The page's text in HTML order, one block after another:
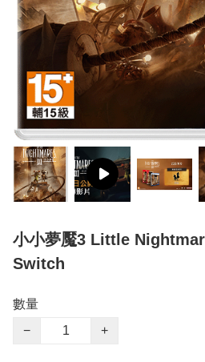
小小夢魘3 Little
Switch
數量
−
+